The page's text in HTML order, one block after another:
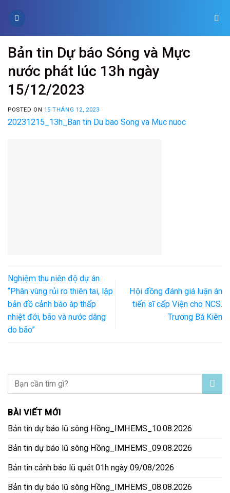
Bản tin Dự báo Sóng và Mực
nước phát lúc 13h ngày
15/12/2023
POSTED ON 15 THÁNG 12, 2023
20231215_13h_Ban tin Du bao Song va Muc nuoc
Nghiệm thu niên độ dự án
“Phân vùng rủi ro thiên tai, lập
bản đồ cảnh báo áp thấp
nhiệt đới, bão và nước dâng
do bão”
Hội đồng đánh giá luận án
tiến sĩ cấp Viện cho NCS.
Trương Bá Kiên
BÀI VIẾT MỚI
Bản tin dự báo lũ sông Hồng_IMHEMS_10.08.2026
Bản tin dự báo lũ sông Hồng_IMHEMS_09.08.2026
Bản tin cảnh báo lũ quét 01h ngày 09/08/2026
Bản tin dự báo lũ sông Hồng_IMHEMS_08.08.2026